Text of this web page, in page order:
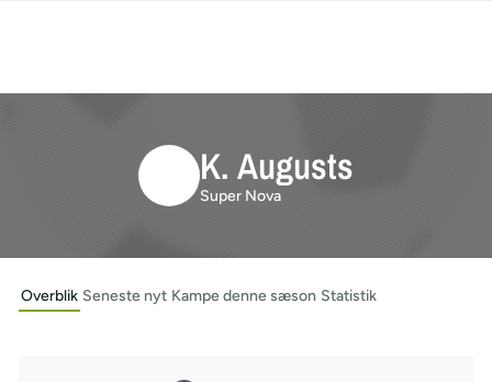
K. Augusts
Super Nova
Overblik Seneste nyt Kampe denne sæson Statistik